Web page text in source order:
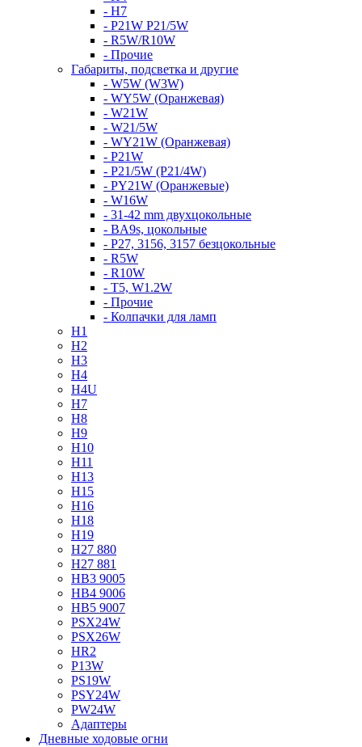
- H7
- P21W P21/5W
- R5W/R10W
- Прочие
Габариты, подсветка и другие
- W5W (W3W)
- WY5W (Оранжевая)
- W21W
- W21/5W
- WY21W (Оранжевая)
- P21W
- P21/5W (P21/4W)
- PY21W (Оранжевые)
- W16W
- 31-42 mm двухцокольные
- BA9s, цокольные
- P27, 3156, 3157 безцокольные
- R5W
- R10W
- T5, W1.2W
- Прочие
- Колпачки для ламп
H1
H2
H3
H4
H4U
H7
H8
H9
H10
H11
H13
H15
H16
H18
H19
H27 880
H27 881
HB3 9005
HB4 9006
HB5 9007
PSX24W
PSX26W
HR2
P13W
PS19W
PSY24W
PW24W
Адаптеры
Дневные ходовые огни